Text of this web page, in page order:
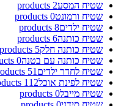
שטיח המסע2 products
שטיח ורמונט0 products
שטיח ילדים8 products
שטיח כותנה6 products
שטיח כותנה חלק5 products
שטיח כותנה עם בטנה0 products
שטיח לחדר ילדים 51 products
שטיח לפינת אוכל112 products
שטיח מייבל0 products